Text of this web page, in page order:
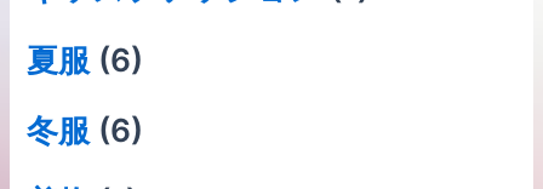
夏服 (6)
冬服 (6)